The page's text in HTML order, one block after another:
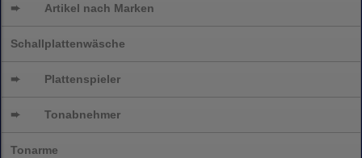
➨ Artikel nach Marken
Schallplattenwäsche
➨ Plattenspieler
➨ Tonabnehmer
Tonarme